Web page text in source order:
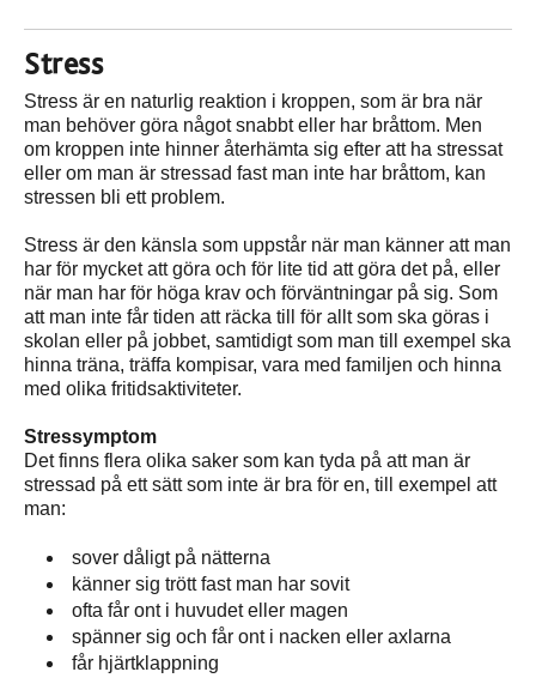
Stress
Stress är en naturlig reaktion i kroppen, som är bra när
man behöver göra något snabbt eller har bråttom. Men
om kroppen inte hinner återhämta sig efter att ha stressat
eller om man är stressad fast man inte har bråttom, kan
stressen bli ett problem.
Stress är den känsla som uppstår när man känner att man
har för mycket att göra och för lite tid att göra det på, eller
när man har för höga krav och förväntningar på sig. Som
att man inte får tiden att räcka till för allt som ska göras i
skolan eller på jobbet, samtidigt som man till exempel ska
hinna träna, träffa kompisar, vara med familjen och hinna
med olika fritidsaktiviteter.
Stressymptom
Det finns flera olika saker som kan tyda på att man är
stressad på ett sätt som inte är bra för en, till exempel att
man:
sover dåligt på nätterna
känner sig trött fast man har sovit
ofta får ont i huvudet eller magen
spänner sig och får ont i nacken eller axlarna
får hjärtklappning